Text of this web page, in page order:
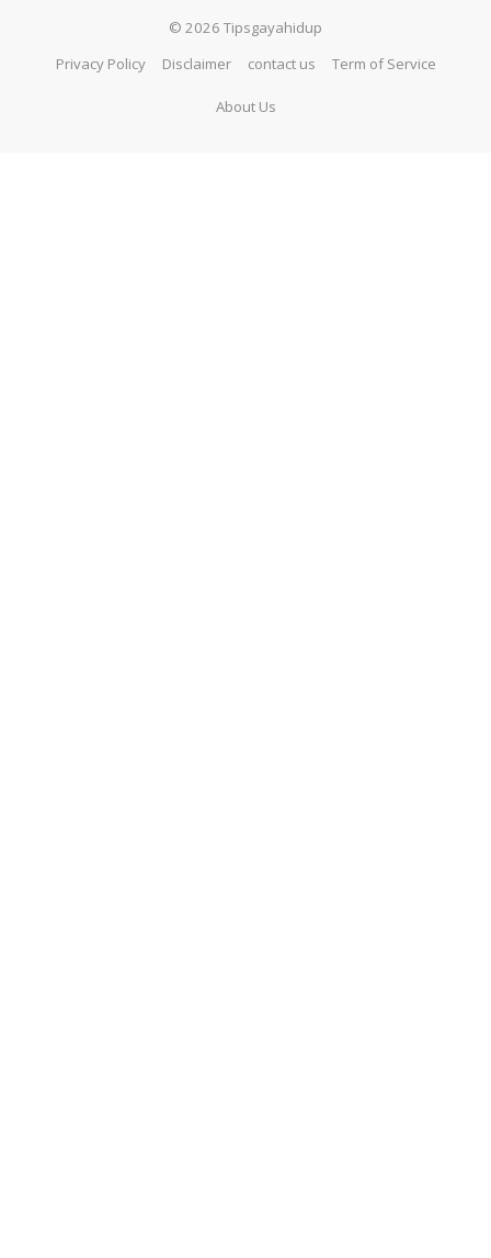
© 2026 Tipsgayahidup
Privacy Policy
Disclaimer contact us Term of Service
About Us